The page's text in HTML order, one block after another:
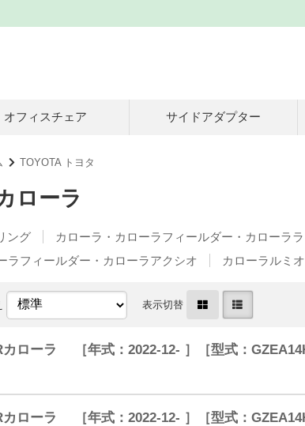
オフィスチェア サイドアダプター
TOYOTA トヨタ
ローラ
ング カローラ・カローラフィールダー・カローラ
ラフィールダー・カローラアクシオ カローラルミ
表示切替
カローラ ［年式：2022-12- ］［型式：
カローラ ［年式：2022-12- ］［型式：